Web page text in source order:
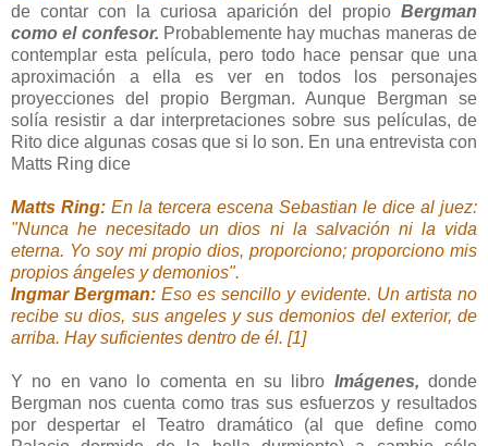
de contar con la curiosa aparición del propio Bergman
como el confesor. Probablemente hay muchas maneras de
contemplar esta película, pero todo hace pensar que una
aproximación a ella es ver en todos los personajes
proyecciones del propio Bergman. Aunque Bergman se
solía resistir a dar interpretaciones sobre sus películas, de
Rito dice algunas cosas que si lo son. En una entrevista con
Matts Ring dice
Matts Ring: En la tercera escena Sebastian le dice al juez:
"Nunca he necesitado un dios ni la salvación ni la vida
eterna. Yo soy mi propio dios, proporciono; proporciono mis
propios ángeles y demonios".
Ingmar Bergman: Eso es sencillo y evidente. Un artista no
recibe su dios, sus angeles y sus demonios del exterior, de
arriba. Hay suficientes dentro de él. [1]
Y no en vano lo comenta en su libro Imágenes, donde
Bergman nos cuenta como tras sus esfuerzos y resultados
por despertar el Teatro dramático (al que define como